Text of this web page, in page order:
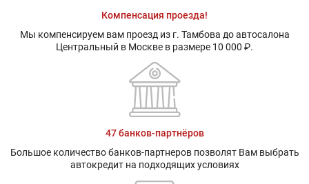
Компенсация проезда!
Мы компенсируем вам проезд из г. Тамбова до автосалона
Центральный в Москве в размере 10 000 ₽.
47 банков-партнёров
Большое количество банков-партнеров позволят Вам выбрать
автокредит на подходящих условиях